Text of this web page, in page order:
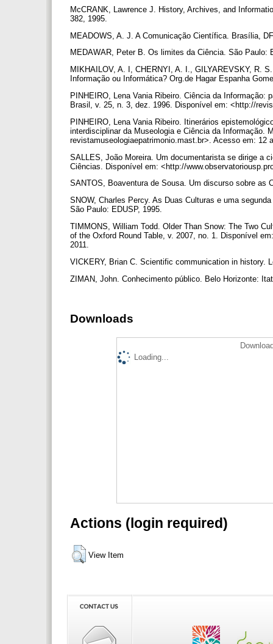
McCRANK, Lawrence J. History, Archives, and
382, 1995.
MEADOWS, A. J. A Comunicação Científica. Brasília,
MEDAWAR, Peter B. Os limites da Ciência. São Paulo:
MIKHAILOV, A. I, CHERNYI, A. I., GILYAREVSKY, R.
Informação ou Informática? Org.de Hagar Espanha
PINHEIRO, Lena Vania Ribeiro. Ciência da
Brasil, v. 25, n. 3, dez. 1996. Disponível em: <http://
PINHEIRO, Lena Vania Ribeiro. Itinerários
interdisciplinar da Museologia e Ciência da
revistamuseologiaepatrimonio.mast.br>. Acesso em: 12
SALLES, João Moreira. Um documentarista se dirige a
Ciências. Disponível em: <http://
SANTOS, Boaventura de Sousa. Um discurso sobre
SNOW, Charles Percy. As Duas Culturas e uma
São Paulo: EDUSP, 1995.
TIMMONS, William Todd. Older Than Snow: The Two
of the Oxford Round Table, v. 2007, no. 1. Disponível
2011.
VICKERY, Brian C. Scientific communication in history.
ZIMAN, John. Conhecimento público. Belo Horizonte:
Downloads
Loading...
Actions (login required)
View Item